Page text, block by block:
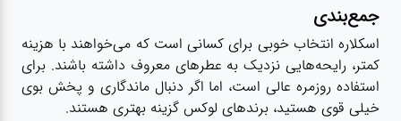
جمع‌بندی
اسکلاره انتخاب خوبی برای کسانی است که می‌خواهند با هزینه
کمتر، رایحه‌هایی نزدیک به عطرهای معروف داشته باشند. برای
استفاده روزمره عالی است، اما اگر دنبال ماندگاری و پخش بوی
خیلی قوی هستید، برندهای لوکس گزینه بهتری هستند.